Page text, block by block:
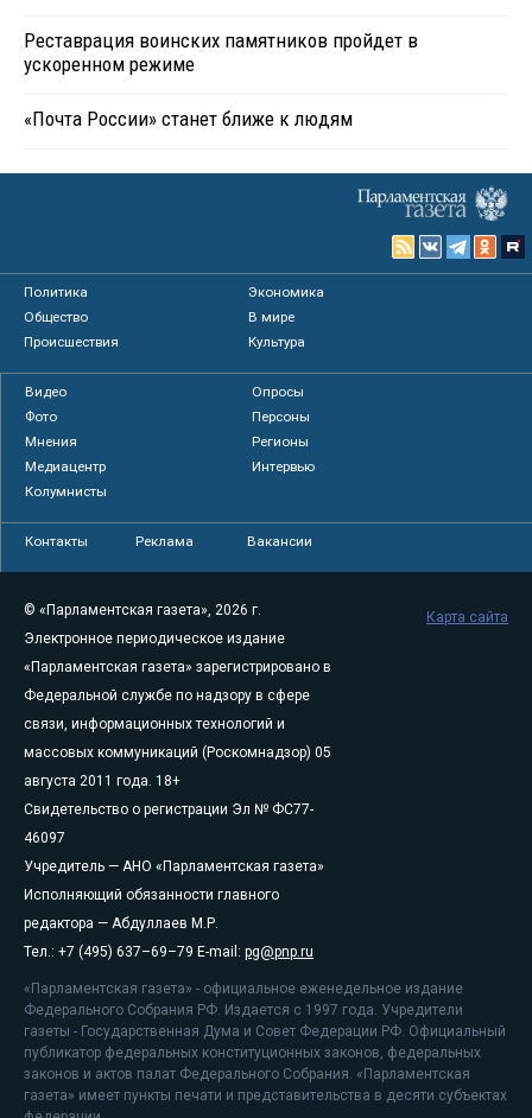
Реставрация воинских памятников пройдет в
ускоренном режиме
«Почта России» станет ближе к людям
Политика
Экономика
Общество
В мире
Происшествия
Культура
Видео
Опросы
Фото
Персоны
Мнения
Регионы
Медиацентр
Интервью
Колумнисты
Контакты Реклама Вакансии
© «Парламентская газета», 2026 г.
Электронное периодическое издание
«Парламентская газета» зарегистрировано в
Федеральной службе по надзору в сфере
связи, информационных технологий и
массовых коммуникаций (Роскомнадзор) 05
августа 2011 года. 18+
Свидетельство о регистрации Эл № ФС77-
46097
Учредитель — АНО «Парламентская газета»
Исполняющий обязанности главного
редактора — Абдуллаев М.Р.
Тел.: +7 (495) 637–69–79 E-mail: pg@pnp.ru
«Парламентская газета» - официальное еженедельное издание
Федерального Собрания РФ. Издается с 1997 года. Учредители
газеты - Государственная Дума и Совет Федерации РФ. Официальный
публикатор федеральных конституционных законов, федеральных
законов и актов палат Федерального Собрания. «Парламентская
газета» имеет пункты печати и представительства в десяти субъектах
Карта сайта